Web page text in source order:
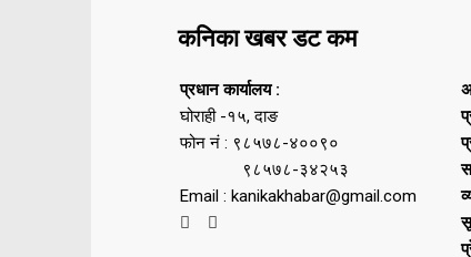
कनिका खबर डट कम
प्रधान कार्यालय :
घोराही -१५, दाङ
फोन नं : ९८५७८-४००९०
९८५७८-३४२५३
Email : kanikakhabar@gmail.com